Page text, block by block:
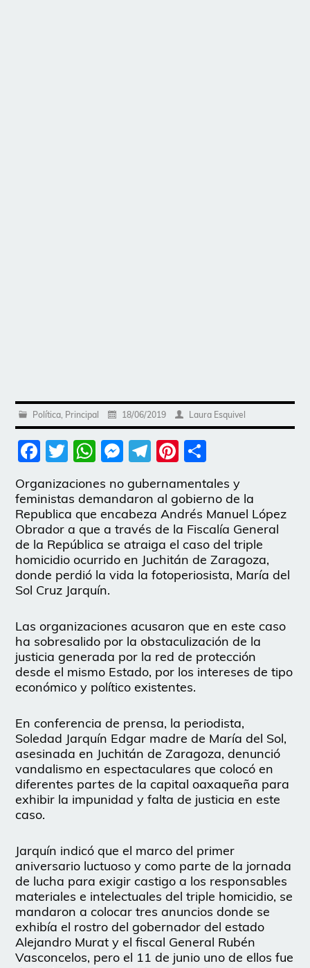
Política, Principal 18/06/2019 Laura Esquivel
Facebook
Twitter
WhatsApp
Messenger
Telegram
Pinterest
Organizaciones no gubernamentales y
feministas demandaron al gobierno de la
Republica que encabeza Andrés Manuel López
Obrador a que a través de la Fiscalía General
de la República se atraiga el caso del triple
homicidio ocurrido en Juchitán de Zaragoza,
donde perdió la vida la fotoperiosista, María del
Sol Cruz Jarquín.
Las organizaciones acusaron que en este caso
ha sobresalido por la obstaculización de la
justicia generada por la red de protección
desde el mismo Estado, por los intereses de tipo
económico y político existentes.
En conferencia de prensa, la periodista,
Soledad Jarquín Edgar madre de María del Sol,
asesinada en Juchitán de Zaragoza, denunció
vandalismo en espectaculares que colocó en
diferentes partes de la capital oaxaqueña para
exhibir la impunidad y falta de justicia en este
caso.
Jarquín indicó que el marco del primer
aniversario luctuoso y como parte de la jornada
de lucha para exigir castigo a los responsables
materiales e intelectuales del triple homicidio, se
mandaron a colocar tres anuncios donde se
exhibía el rostro del gobernador del estado
Alejandro Murat y el fiscal General Rubén
Vasconcelos, pero el 11 de junio uno de ellos fue